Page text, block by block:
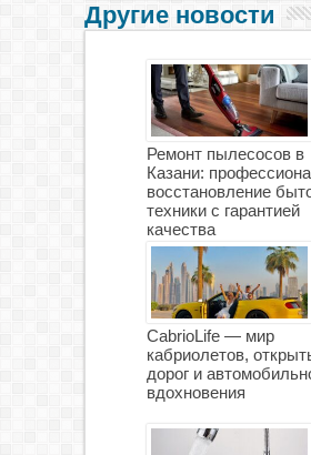
Другие новости
Ремонт пылесосов в
Казани:
восстановление
техники с гарантией
качества
CabrioLife — мир
кабриолетов,
дорог и
вдохновения